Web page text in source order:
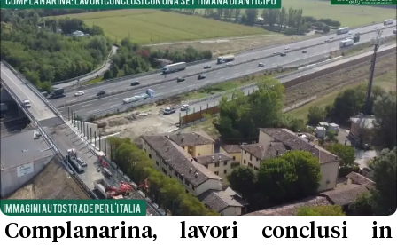
Complanarina, lavori conclusi in